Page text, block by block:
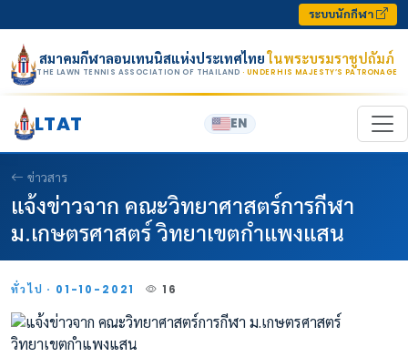
ระบบนักกีฬา
สมาคมกีฬาลอนเทนนิสแห่งประเทศไทยในพระบรมราชูปถัมภ์
THE LAWN TENNIS ASSOCIATION OF THAILAND · UNDER HIS MAJESTY’S PATRONAGE
LTAT EN
ข่าวสาร
แจ้งข่าวจาก คณะวิทยาศาสตร์การกีฬา
ม.เกษตรศาสตร์ วิทยาเขตกำแพงแสน
ทั่วไป · 01-10-2021 16